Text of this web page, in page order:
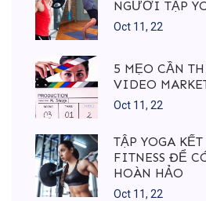
NGƯỜI TẬP
Oct 11, 22
5 MẸO CẦN
VIDEO
Oct 11, 22
TẬP YOGA
FITNESS ĐỂ
HOÀN HẢO
Oct 11, 22